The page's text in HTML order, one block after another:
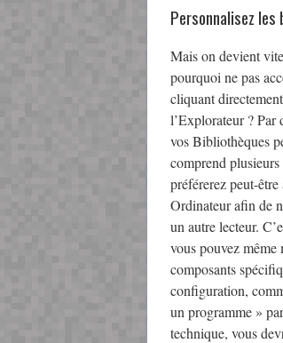
Personnalisez les
Mais on devient
pourquoi ne pas
cliquant
l’Explorateur ? Par
vos Bibliothèques
comprend
préférerez peut-
Ordinateur afin de
un autre lecteur.
vous pouvez
composants
configuration,
un programme »
technique, vous